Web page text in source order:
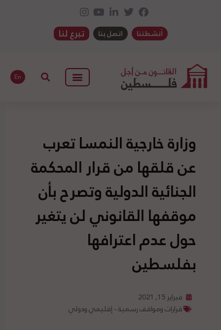
أنشطتنا اتصل بنا تبرع لنا
En
وزارة خارجية النمسا تعرب
عن قلقها من قرار المحكمة
الجنائية الدولية وتصرح بأن
موقفها القانوني لن يتغير
حول عدم اعترافها
بفلسطين
فبراير 15, 2021
قرارات ومواقف رسمية - إقليمي ودولي